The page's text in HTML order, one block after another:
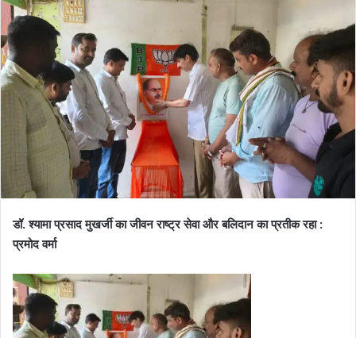
डॉ. श्यामा प्रसाद मुखर्जी का जीवन राष्ट्र सेवा और बलिदान का प्रतीक रहा :
प्रमोद वर्मा